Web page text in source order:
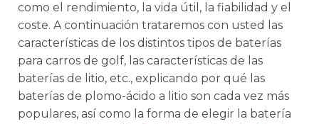
como el rendimiento, la vida útil, la fiabilidad y el
coste. A continuación trataremos con usted las
características de los distintos tipos de baterías
para carros de golf, las características de las
baterías de litio, etc., explicando por qué las
baterías de plomo-ácido a litio son cada vez más
populares, así como la forma de elegir la batería